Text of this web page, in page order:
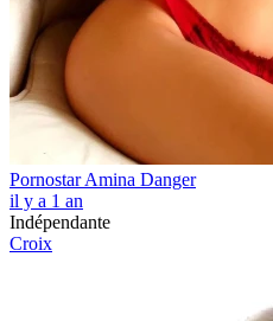
Pornostar Amina Danger
il y a 1 an
Indépendante
Croix